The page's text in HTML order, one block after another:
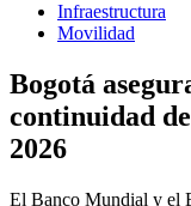
Infraestructura
Movilidad
Bogotá
continuidad
2026
El Banco Mundial y el